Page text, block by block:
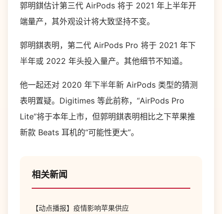
郭明錤估计第三代 AirPods 将于 2021 年上半年开
端量产，其外观设计将大致坚持不变。
郭明錤表明，第二代 AirPods Pro 将于 2021 年下
半年或 2022 年头投入量产。其他细节不知道。
他一起还对 2020 年下半年新 AirPods 类型的猜测
表明置疑。Digitimes 等此前称，“AirPods Pro
Lite”将于本年上市，但郭明錤表明相比之下苹果推
新款 Beats 耳机的“可能性更大”。
相关新闻
【动点播报】疫情影响苹果供应